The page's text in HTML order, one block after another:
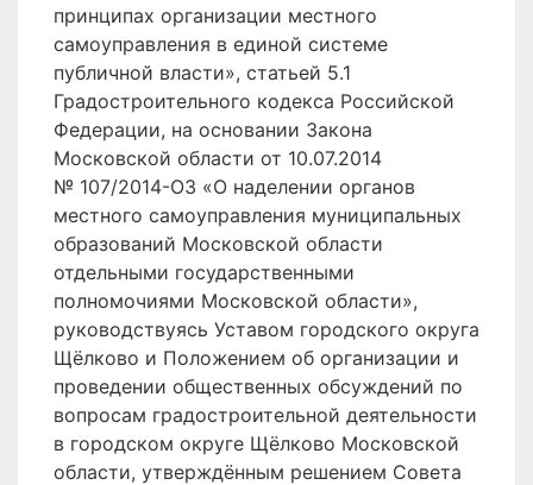
принципах организации местного
самоуправления в единой системе
публичной власти», статьей 5.1
Градостроительного кодекса Российской
Федерации, на основании Закона
Московской области от 10.07.2014
№ 107/2014-ОЗ «О наделении органов
местного самоуправления муниципальных
образований Московской области
отдельными государственными
полномочиями Московской области»,
руководствуясь Уставом городского округа
Щёлково и Положением об организации и
проведении общественных обсуждений по
вопросам градостроительной деятельности
в городском округе Щёлково Московской
области, утверждённым решением Совета